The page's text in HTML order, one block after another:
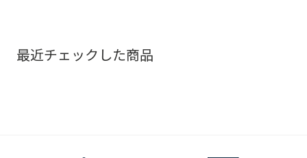
最近チェックした商品